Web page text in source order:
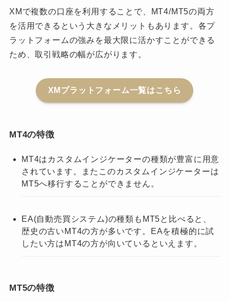
XMで複数の口座を利用することで、MT4/MT5の両方
を活用できるという大きなメリットもあります。各プ
ラットフォームの強みを最大限に活かすことができる
ため、取引戦略の幅が広がります。
XMプラットフォーム一覧はこちら
MT4の特徴
MT4はカスタムインジケーターの種類が豊富に用意
されています。またこのカスタムインジケーターは
MT5へ移行することができません。
EA(自動売買システム)の種類もMT5と比べると、
歴史の古いMT4の方が多いです。EAを積極的に試
したい方はMT4の方が向いているといえます。
MT5の特徴